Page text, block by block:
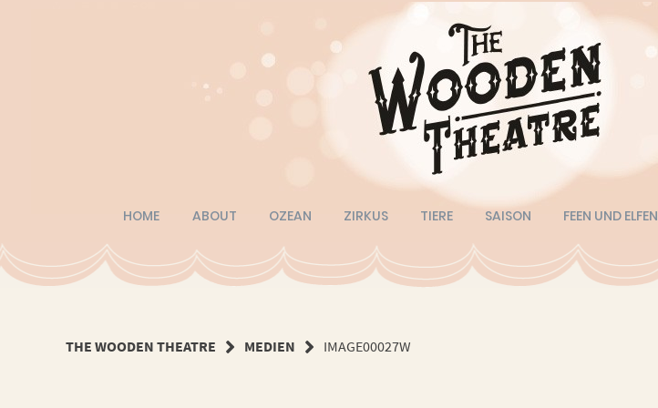
HOME ABOUT OZEAN ZIRKUS TIERE SAISON FEEN UND ELFEN
THE WOODEN THEATRE MEDIEN IMAGE00027W